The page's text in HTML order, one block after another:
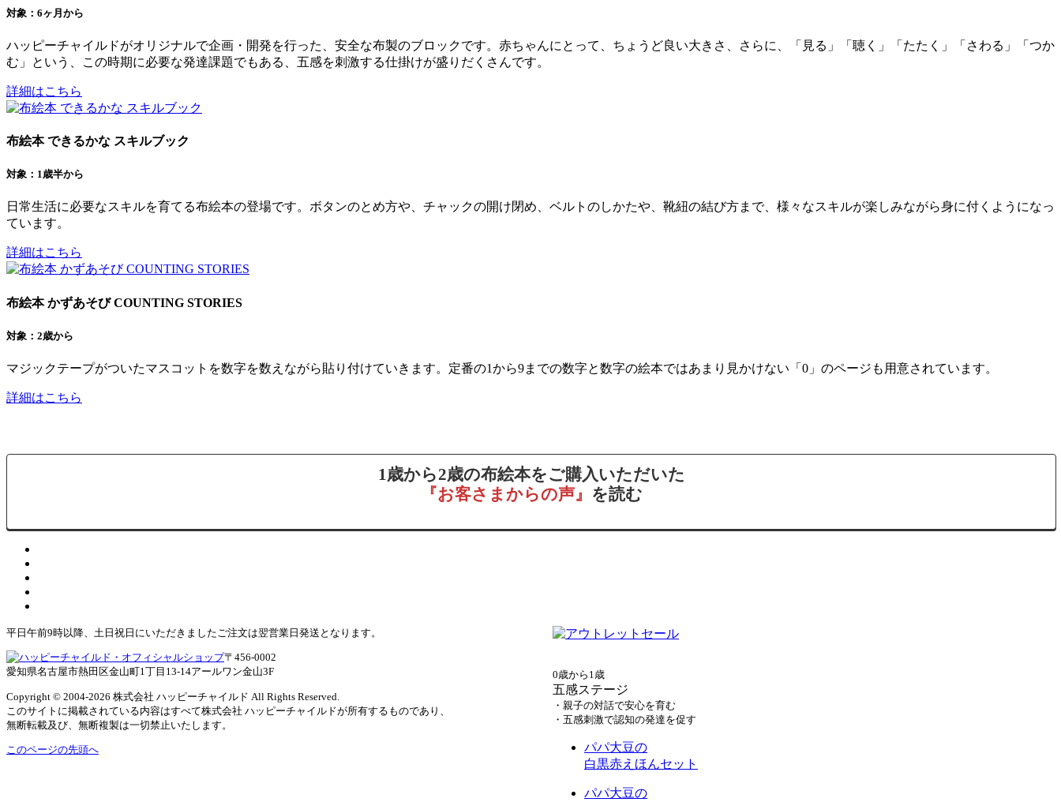
対象：6ヶ月から
ハッピーチャイルドがオリジナルで企画・開発を行った、安全な布製のブロックです。赤ちゃんにとって、ちょうど良い大きさ、さらに、「見る」「聴く」「たたく」「さわる」「つか
む」という、この時期に必要な発達課題でもある、五感を刺激する仕掛けが盛りだくさんです。
詳細はこちら
布絵本 できるかな スキルブック
対象：1歳半から
日常生活に必要なスキルを育てる布絵本の登場です。ボタンのとめ方や、チャックの開け閉め、ベルトのしかたや、靴紐の結び方まで、様々なスキルが楽しみながら身に付くようになっ
ています。
詳細はこちら
布絵本 かずあそび COUNTING STORIES
対象：2歳から
マジックテープがついたマスコットを数字を数えながら貼り付けていきます。定番の1から9までの数字と数字の絵本ではあまり見かけない「0」のページも用意されています。
詳細はこちら
1歳から2歳の布絵本をご購入いただいた
『お客さまからの声』
を読む
0歳から1歳
五感ステージ
・親子の対話で安心を育む
・五感刺激で認知の発達を促す
パパ大豆の
白黒赤えほんセット
パパ大豆の
平日午前9時以降、土日祝日にいただきましたご注文は翌営業日発送となります。
〒456-0002
愛知県名古屋市熱田区金山町1丁目13-14アールワン金山3F
Copyright © 2004-2026 株式会社 ハッピーチャイルド All Rights Reserved.
このサイトに掲載されている内容はすべて株式会社 ハッピーチャイルドが所有するものであり、
無断転載及び、無断複製は一切禁止いたします。
このページの先頭へ